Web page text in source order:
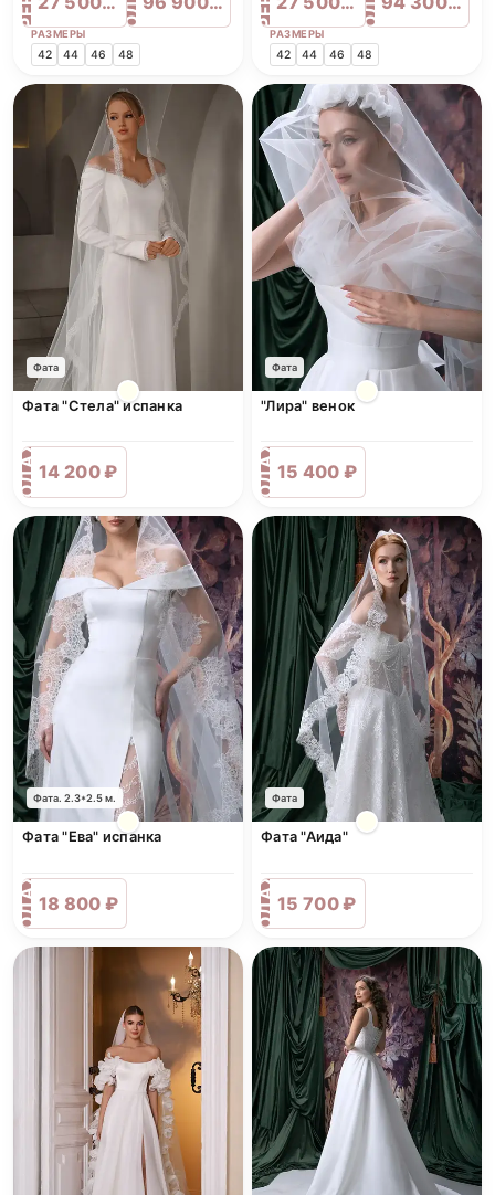
РАЗМЕРЫ
42 44 46 48
РАЗМЕРЫ
42 44 46 48
Фата
Фата "Стела" испанка
ПРОДАЖА14 200 ₽
Фата
"Лира" венок
ПРОДАЖА15 400 ₽
Фата. 2.3*2.5 м.
Фата "Ева" испанка
ПРОДАЖА18 800 ₽
Фата
Фата "Аида"
ПРОДАЖА15 700 ₽